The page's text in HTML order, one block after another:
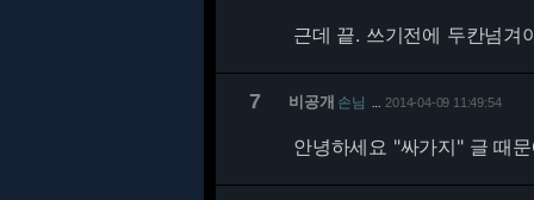
근데 끝. 쓰기전에 두칸넘겨
7 비공개 손님 2014-04-09 11:49:54
안녕하세요 "싸가지" 글 때